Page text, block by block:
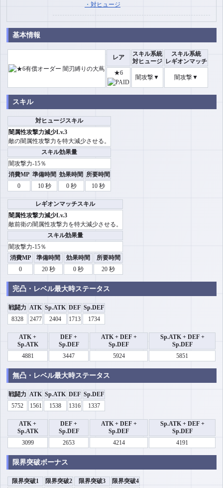
対ヒュージ
基本情報
レア
スキル系統
対ヒュージ
スキル系統
レギオンマッチ
★6
闇攻撃▼ 闇攻撃▼
スキル
対ヒュージスキル
闇属性攻撃力減少Lv.3
敵の闇属性攻撃力を特大減少させる。
スキル効果量
闇攻撃力-15％
消費MP 準備時間 効果時間 所要時間
0
10 秒 0 秒 10 秒
レギオンマッチスキル
闇属性攻撃力減少Lv.3
敵前衛の闇属性攻撃力を特大減少させる。
スキル効果量
闇攻撃力-15％
消費MP
準備時間 効果時間
所要時間
0
20 秒 0 秒 20 秒
完凸・レベル最大時ステータス
戦闘力 ATK Sp.ATK DEF Sp.DEF
8328
2477 2404 1713 1734
ATK +
Sp.ATK
DEF +
Sp.DEF
ATK + DEF +
Sp.DEF
Sp.ATK + DEF +
Sp.DEF
4881
3447 5924 5851
無凸・レベル最大時ステータス
戦闘力 ATK Sp.ATK DEF Sp.DEF
5752
1561 1538 1316 1337
ATK +
Sp.ATK
DEF +
Sp.DEF
ATK + DEF +
Sp.DEF
Sp.ATK + DEF +
Sp.DEF
3099
2653 4214 4191
限界突破ボーナス
限界突破1 限界突破2 限界突破3
限界突破4